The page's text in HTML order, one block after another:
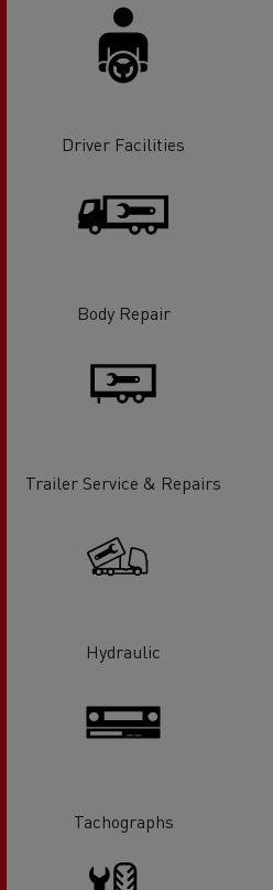
Driver Facilities
Body Repair
Trailer Service & Repairs
Hydraulic
Tachographs